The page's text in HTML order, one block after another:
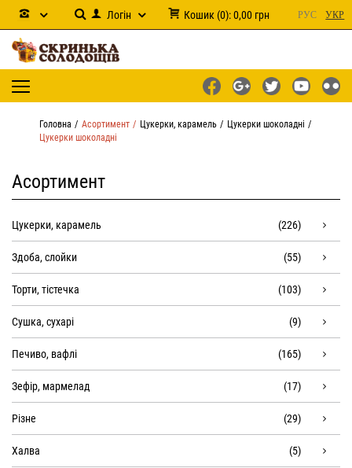
Логін Кошик (0):0,00 грн РУС УКР
Головна Асортимент Цукерки, карамель
Цукерки шоколадні
Цукерки шоколадні
Асортимент
Цукерки, карамель (226)
Здоба, слойки (55)
Торти, тістечка (103)
Сушка, сухарі (9)
Печиво, вафлі (165)
Зефір, мармелад (17)
Різне (29)
Халва (5)